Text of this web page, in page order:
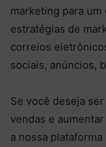
marketing para
estratégias de
correios
sociais, anúncios,
Se você deseja
vendas e
a nossa plataforma